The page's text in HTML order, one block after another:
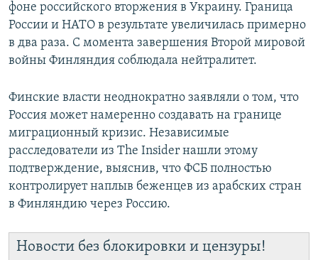
фоне российского вторжения в Украину. Граница
России и НАТО в результате увеличилась примерно
в два раза. С момента завершения Второй мировой
войны Финляндия соблюдала нейтралитет.
Финские власти неоднократно заявляли о том, что
Россия может намеренно создавать на границе
миграционный кризис. Независимые
расследователи из The Insider нашли этому
подтверждение, выяснив, что ФСБ полностью
контролирует наплыв беженцев из арабских стран
в Финляндию через Россию.
Новости без блокировки и цензуры!